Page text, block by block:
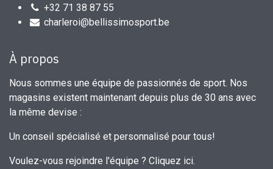
+32 71 38 87 55
charleroi@bellissimosport.be
À propos
Nous sommes une équipe de passionnés de sport. Nos
magasins existent maintenant depuis plus de 30 ans avec
la même devise :
Un conseil spécialisé et personnalisé pour tous!
Voulez-vous rejoindre l'équipe ? Cliquez ici.